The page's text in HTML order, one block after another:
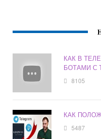
КАК В
БОТАМИ С
8105
КАК
5487